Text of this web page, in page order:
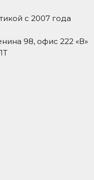
с 2007 года
98, офис 222 «В»